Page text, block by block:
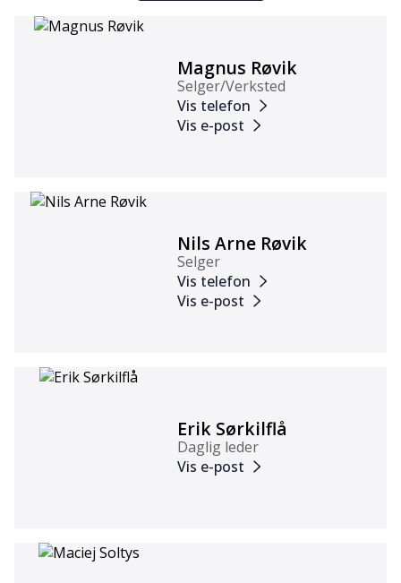
Magnus Røvik
Selger/Verksted
Vis telefon
Vis e-post
Nils Arne Røvik
Selger
Vis telefon
Vis e-post
Erik Sørkilflå
Daglig leder
Vis e-post